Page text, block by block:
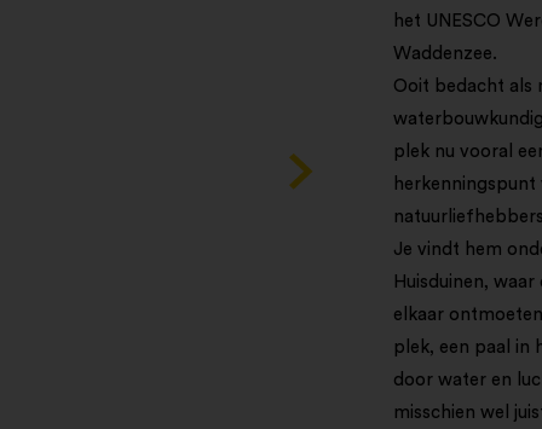
het UNESCO
Waddenzee.
Ooit bedacht als
plek nu vooral
herkenningspunt
Je vindt hem
Huisduinen,
elkaar
plek, een paal in
door water en
misschien wel